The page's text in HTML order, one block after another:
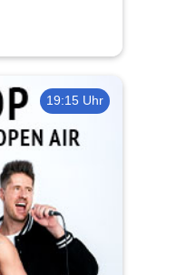
19:15 Uhr